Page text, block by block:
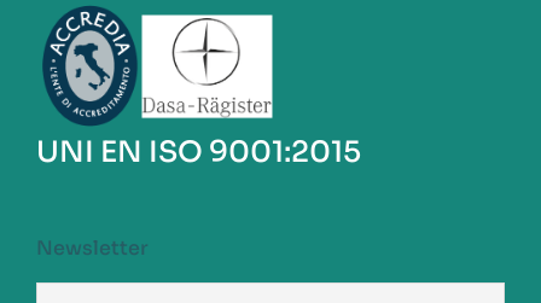
UNI EN ISO 9001:2015
Newsletter